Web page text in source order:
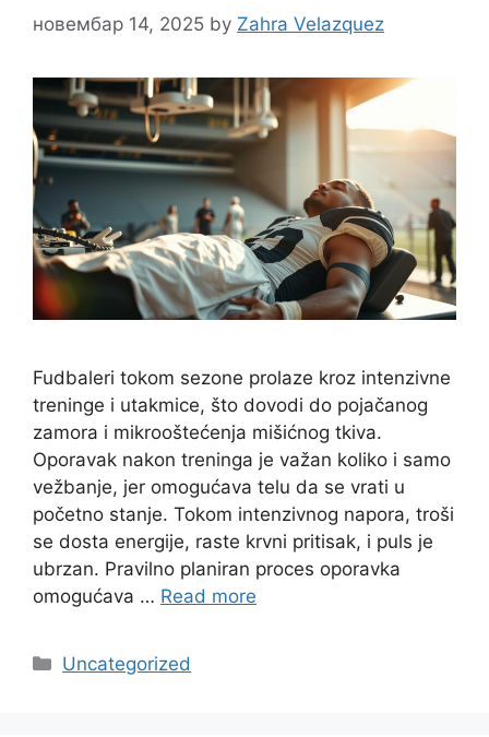
новембар 14, 2025 by Zahra Velazquez
Fudbaleri tokom sezone prolaze kroz intenzivne
treninge i utakmice, što dovodi do pojačanog
zamora i mikrooštećenja mišićnog tkiva.
Oporavak nakon treninga je važan koliko i samo
vežbanje, jer omogućava telu da se vrati u
početno stanje. Tokom intenzivnog napora, troši
se dosta energije, raste krvni pritisak, i puls je
ubrzan. Pravilno planiran proces oporavka
omogućava … Read more
Categories
Uncategorized